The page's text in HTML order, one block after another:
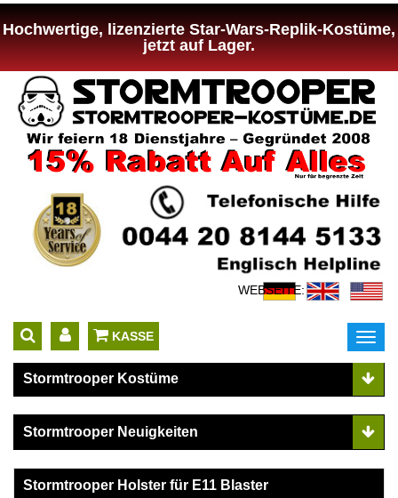
Hochwertige, lizenzierte Star-Wars-Replik-Kostüme,
jetzt auf Lager.
WEBSEITE:
KASSE
Stormtrooper Kostüme
Stormtrooper Neuigkeiten
Stormtrooper Holster für E11 Blaster